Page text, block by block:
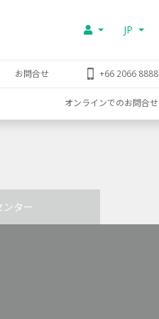
JP
お問合せ +66 2066 8888
オンラインでのお問合せ
ンター